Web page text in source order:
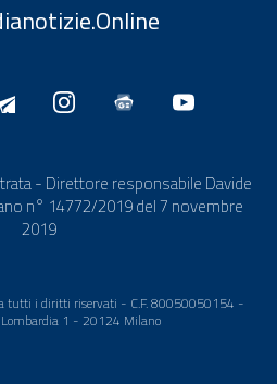
- Direttore responsabile Davide
n° 14772/2019 del 7 novembre
2019
tutti i diritti riservati - C.F. 80050050154 -
1 - 20124 Milano